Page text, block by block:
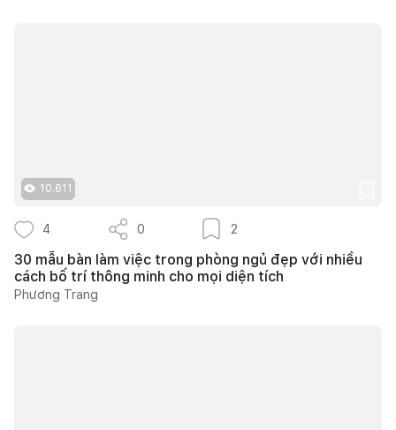
10.611
4 0 2
30 mẫu bàn làm việc trong phòng ngủ đẹp với nhiều
cách bố trí thông minh cho mọi diện tích
Phương Trang